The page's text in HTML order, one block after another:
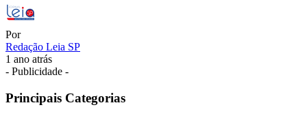
Por
Redação Leia SP
1 ano atrás
- Publicidade -
Principais Categorias